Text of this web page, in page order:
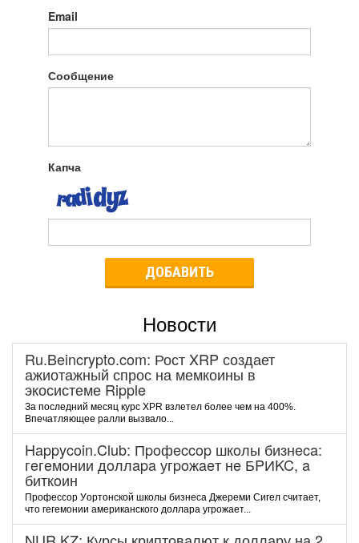
Email
Сообщение
Капча
ДОБАВИТЬ
Новости
Ru.Beincrypto.com: Рост XRP создает
ажиотажный спрос на мемкоины в
экосистеме Ripple
За последний месяц курс XPR взлетел более чем на 400%.
Впечатляющее ралли вызвало...
Happycoin.Club: Пpoфeccop шкoлы бизнeca:
гeгeмoнии дoллapa угpoжaeт нe БPИKC, a
биткoин
Пpoфeccop Уopтoнcкoй шкoлы бизнeca Джepeми Cигeл cчитaeт,
чтo гeгeмoнии aмepикaнcкoгo дoллapa угpoжaeт...